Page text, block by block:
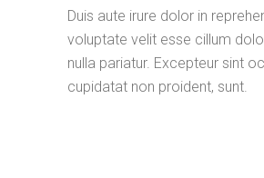
Duis aute irure dolor in
voluptate velit esse cillum
nulla pariatur. Excepteur sint
cupidatat non proident, sunt.